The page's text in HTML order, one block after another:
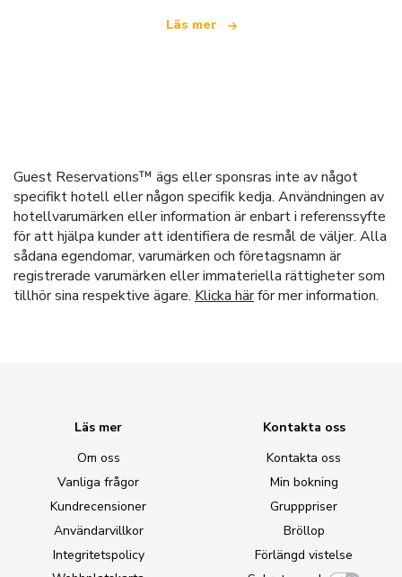
Läs mer
Guest Reservations™ ägs eller sponsras inte av något
specifikt hotell eller någon specifik kedja. Användningen av
hotellvarumärken eller information är enbart i referenssyfte
för att hjälpa kunder att identifiera de resmål de väljer. Alla
sådana egendomar, varumärken och företagsnamn är
registrerade varumärken eller immateriella rättigheter som
tillhör sina respektive ägare. Klicka härför mer information.
Läs mer
Om oss
Vanliga frågor
Kundrecensioner
Användarvillkor
Integritetspolicy
Kontakta oss
Kontakta oss
Min bokning
Grupppriser
Bröllop
Förlängd vistelse